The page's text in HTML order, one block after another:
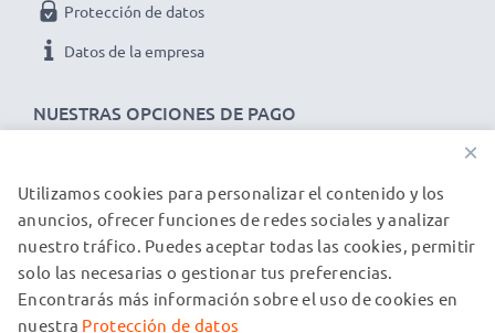
NUESTRAS OPCIONES DE PAGO
Protección de datos
Datos de la empresa
NUESTROS PARTNERS DE ENVÍO
© subtel.es 2026
Todos los precios incluyen IVA y excluyen los costos de envío.
Tenga en cuenta que todas las marcas registradas que
×
Utilizamos cookies para personalizar el contenido y los
anuncios, ofrecer funciones de redes sociales y analizar
nuestro tráfico. Puedes aceptar todas las cookies, permitir
solo las necesarias o gestionar tus preferencias.
Encontrarás más información sobre el uso de cookies en
nuestra Protección de datos